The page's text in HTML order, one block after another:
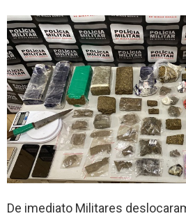
De imediato Militares